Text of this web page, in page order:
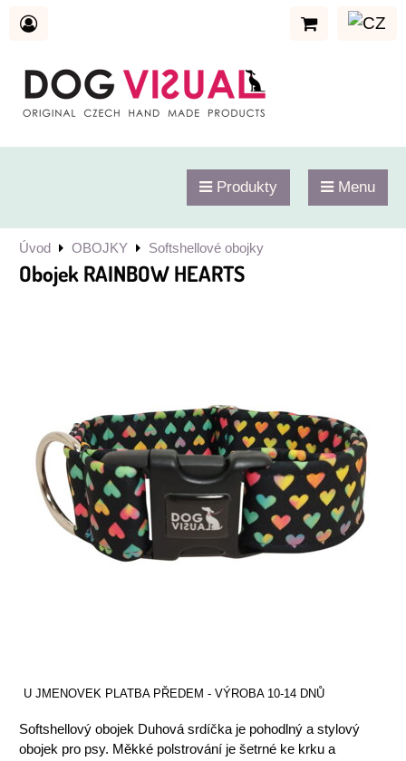
Produkty Menu
Úvod OBOJKY Softshellové obojky
Obojek RAINBOW HEARTS
U JMENOVEK PLATBA PŘEDEM - VÝROBA 10-14 DNŮ
Softshellový obojek Duhová srdíčka je pohodlný a stylový
obojek pro psy. Měkké polstrování je šetrné ke krku a